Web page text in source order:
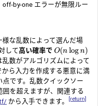
by-one エラーが無限ルー
様な乱数によって選んだ場
して高い確率で O(nlogn)
数がアルゴリズムによって
ら入力を作成する悪意に満
です。乱数クイックソー
囲を超えますが、関連する
から入手できます。 [return]